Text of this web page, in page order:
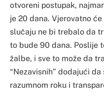
otvoreni postupak,
je 20 dana. Vjerovatno
slučaju ne bi trebalo da
to bude 90 dana. Poslije
žalbe, i sve to može da
“Nezavisnih” dodajući
razumnom roku i